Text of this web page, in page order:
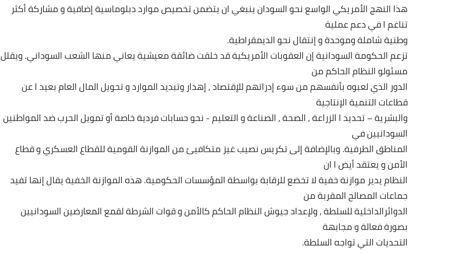
هذا النهجالأمريكيالواسعنحوالسودانينبغيانيتضمنتخصيصموارددبلوماسيةإضافيةومشاركةأكثر
تناغمافيدعمعملية
وطنيةشاملةوموحدةوإنتقالنحوالديمقراطية.
تزعمالحكومةالسودانيةإنالعقوبات الأمريكيةقدخلقتضائقةمعيشيةيعانيمنها الشعب السوداني.ويقلل
مسئولوالنظامالحاكممن
الدور الذيلعبوهبأنفسهممنسوءإدراتهمللإقتصاد,إهدار وتبديدالمواردوتحويلالمالالعامبعيداعن
قطاعات التنميةالإنتاجية
والبشرية–تحديدا الزراعة,الصحة,الصناعةوالتعليم- نحوحساباتفرديةخاصةأوتمويلالحربضدالمواطنين
السودانيينفي
المناطقالطرفية.وبالإضافةإلىتكريسنصيبغيز متكافيئمنالموازنةالقوميةللقطاعالعسكريوقطاع
الأمنويعتقدأيضا ان
النظاميدير موازنةخفيةلاتخضعللرقابةبواسطةالمؤسسات الحكومية.هذهالموازنةالخفيةيقالإنهاتفيد
جماعات المصالحالمقربةمن
الدوائرالداخليةللسلطة,ولإعدادجيوشالنظامالحاكمكالأمنوقوات الشرطةلقمعالمعارضينالسودانيين
بصورةفعالةومجابهة
التحديات التيتواجهالسلطة.